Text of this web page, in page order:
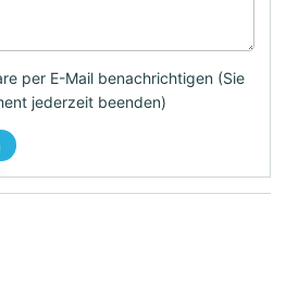
per E-Mail benachrichtigen (Sie
jederzeit beenden)